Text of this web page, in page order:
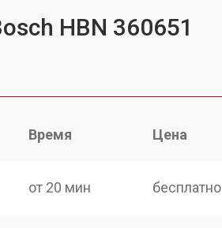
HBN 360651
Время Цена
от 20 мин бесплатно